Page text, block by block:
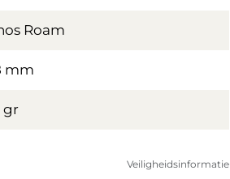
Roam
mm
gr
Veiligheidsinformatie